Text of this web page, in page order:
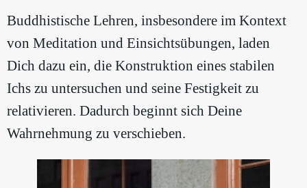
Buddhistische Lehren, insbesondere im Kontext
von Meditation und Einsichtsübungen, laden
Dich dazu ein, die Konstruktion eines stabilen
Ichs zu untersuchen und seine Festigkeit zu
relativieren. Dadurch beginnt sich Deine
Wahrnehmung zu verschieben.